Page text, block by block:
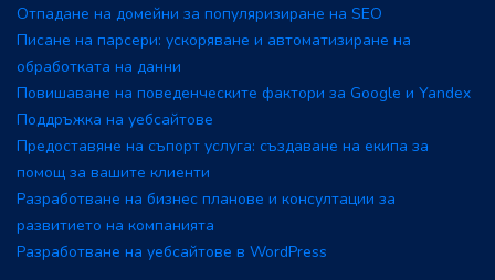
Отпадане на домейни за популяризиране на SEO
Писане на парсери: ускоряване и автоматизиране на
обработката на данни
Повишаване на поведенческите фактори за Google и Yandex
Поддръжка на уебсайтове
Предоставяне на съпорт услуга: създаване на екипа за
помощ за вашите клиенти
Разработване на бизнес планове и консултации за
развитието на компанията
Разработване на уебсайтове в WordPress